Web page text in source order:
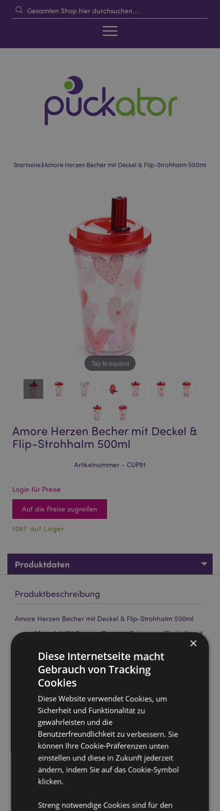
Startseite›Amore Herzen Becher mit Deckel & Flip-Strohhalm 500ml
Tap to expand
Amore Herzen Becher mit Deckel &
Flip-Strohhalm 500ml
Artikelnummer - CUP91
Login für Preise
Auf die Preise zugreifen
1097 auf Lager
Produktdaten
Produktbeschreibung
Amore Herzen Becher mit Deckel & Flip-Strohhalm 500ml
Material:SK Ecozen (Becher), Polystyren (Deckel) and
Lebensmittelecht: Ja
Mikrowellengeeignet: Nein
Spülmaschinenfest:
Wiederverwendbar: Ja
BPA-frei:
Volumen:500ml
Produktinformation:Unsere doppelwandigen Becher
halten kalte Getränke länger kühl. Sie sind nicht
geeignet für heiße Getränke.
Sicherheitsinformation:
Saisonaler Feiertag/ festlicher Anlass:Valentinstag
×
Diese Internetseite macht
Gebrauch von Tracking
Cookies
Diese Website verwendet Cookies, um
Sicherheit und Funktionalität zu
gewährleisten und die
Benutzerfreundlichkeit zu verbessern. Sie
können Ihre Cookie-Präferenzen unten
einstellen und diese in Zukunft jederzeit
ändern, indem Sie auf das Cookie-Symbol
klicken.
Streng notwendige Cookies sind für den